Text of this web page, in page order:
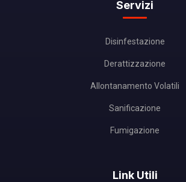
Servizi
Disinfestazione
Derattizzazione
Allontanamento Volatili
Sanificazione
Fumigazione
Link Utili